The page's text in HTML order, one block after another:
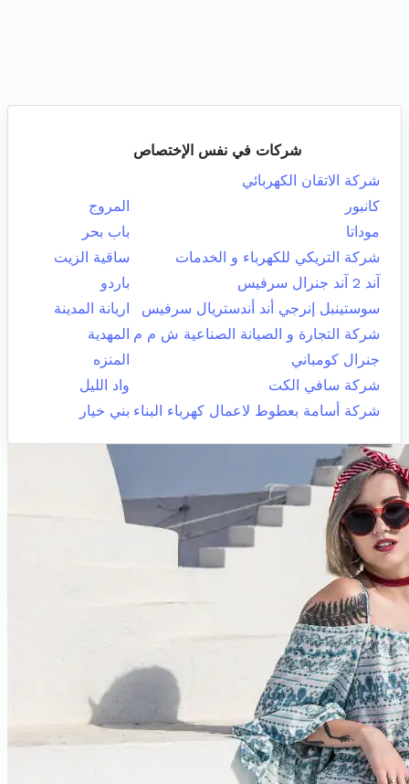
شركات في نفس الإختصاص
شركة الاتقان الكهربائي
كانبور
المروج
موداتا
باب بحر
شركة التريكي للكهرباء و الخدمات
ساقية الزيت
آند 2 آند جنرال سرفيس
باردو
سوستينبل إنرجي أند أندستريال سرفيس
اريانة المدينة
شركة التجارة و الصيانة الصناعية ش م م المهدية
جنرال كومباني
المنزه
شركة سافي الكت
واد الليل
شركة أسامة بعطوط لاعمال كهرباء البناء بني خيار